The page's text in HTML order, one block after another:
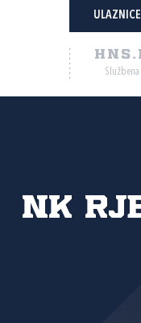
ULAZNICE
Službena
NK